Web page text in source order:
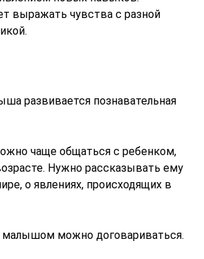
выражать чувства с разной
развивается познавательная
чаще общаться с ребенком,
Нужно рассказывать ему
о явлениях, происходящих в
малышом можно договариваться.